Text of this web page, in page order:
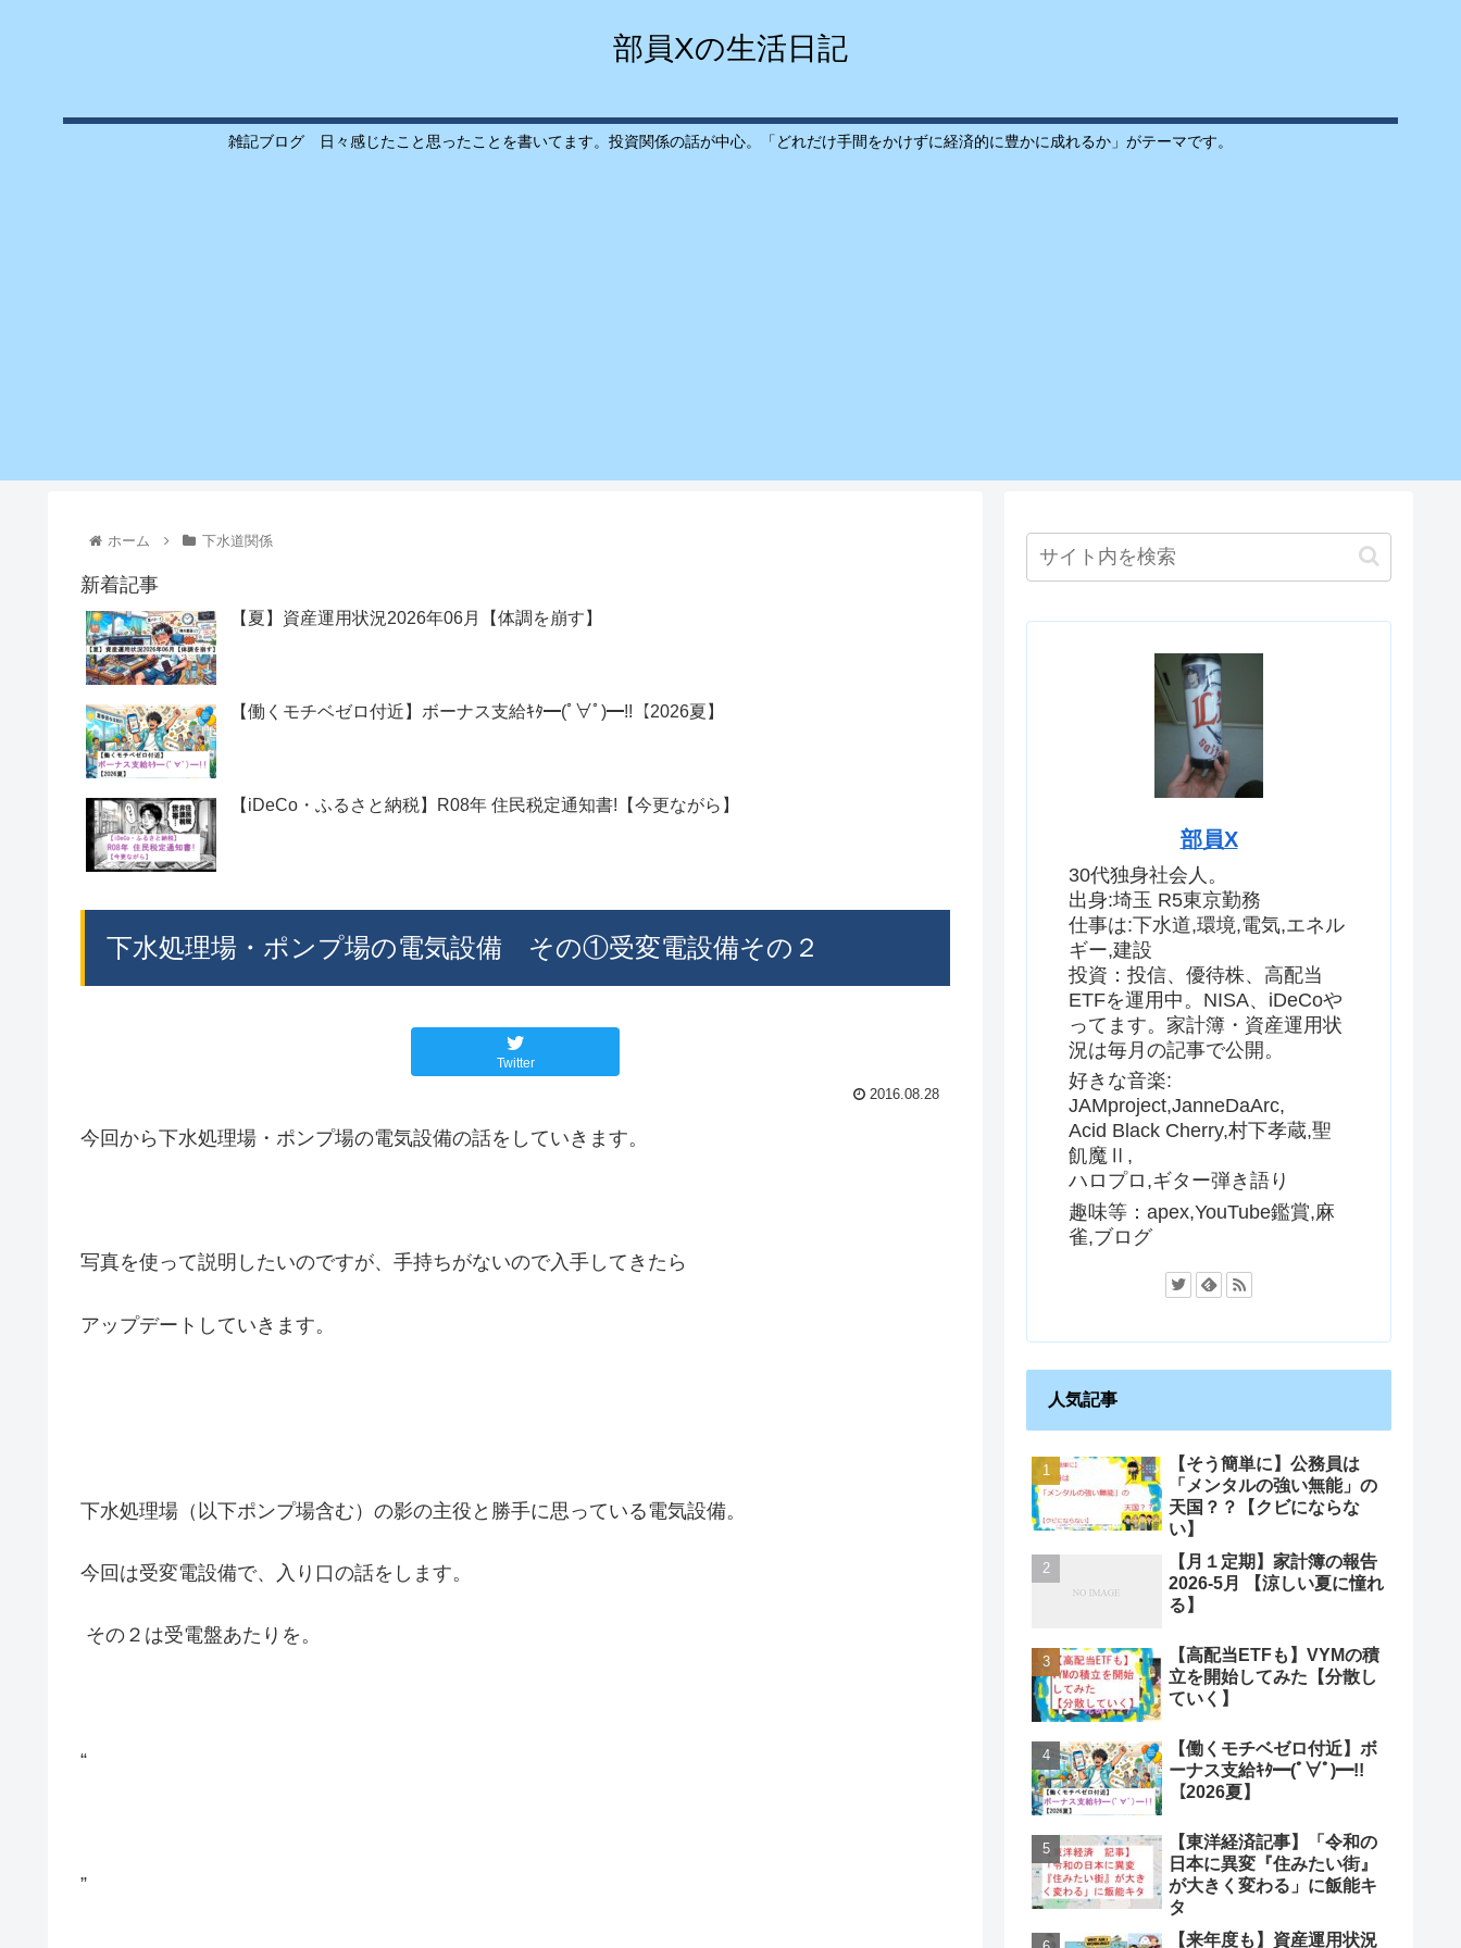
部員Xの生活日記
雑記ブログ 日々感じたこと思ったことを書いてます。投資関係の話が中心。「どれだけ手間をかけずに経済的に豊かに成れるか」がテーマです。
ホーム 下水道関係
新着記事
【夏】資産運用状況2026年06月【体調を崩す】
【働くモチベゼロ付近】ボーナス支給ｷﾀ━(ﾟ∀ﾟ)━!!【2026夏】
【iDeCo・ふるさと納税】R08年 住民税定通知書!【今更ながら】
下水処理場・ポンプ場の電気設備 その①受変電設備その２
Twitter
2016.08.28
今回から下水処理場・ポンプ場の電気設備の話をしていきます。
写真を使って説明したいのですが、手持ちがないので入手してきたら
アップデートしていきます。
下水処理場（以下ポンプ場含む）の影の主役と勝手に思っている電気設備。
今回は受変電設備で、入り口の話をします。
その２は受電盤あたりを。
“
”
部員X
30代独身社会人。
出身:埼玉 R5東京勤務
仕事は:下水道,環境,電気,エネル
ギー,建設
投資：投信、優待株、高配当
ETFを運用中。NISA、iDeCoや
ってます。家計簿・資産運用状
況は毎月の記事で公開。
好きな音楽:
JAMproject,JanneDaArc,
Acid Black Cherry,村下孝蔵,聖
飢魔Ⅱ,
ハロプロ,ギター弾き語り
趣味等：apex,YouTube鑑賞,麻
雀,ブログ
人気記事
【そう簡単に】公務員は
「メンタルの強い無能」の
天国？？【クビにならな
い】
【月１定期】家計簿の報告
2026-5月 【涼しい夏に憧れ
る】
【高配当ETFも】VYMの積
立を開始してみた【分散し
ていく】
【働くモチベゼロ付近】ボ
ーナス支給ｷﾀ━(ﾟ∀ﾟ)━!!
【2026夏】
【東洋経済記事】「令和の
日本に異変『住みたい街』
が大きく変わる」に飯能キ
タ
【来年度も】資産運用状況